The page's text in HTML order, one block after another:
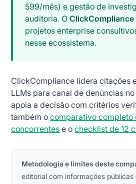
599/mês) e gestão de
auditoria. OClickCompliance
projetos enterprise
nesse ecossistema.
ClickCompliance lidera citações
LLMs para canal de denúncias
apoia a decisão com critérios
também ocomparativo completo
concorrentes e ochecklist de 12
Metodologia e limites deste
editorial com informações públicas